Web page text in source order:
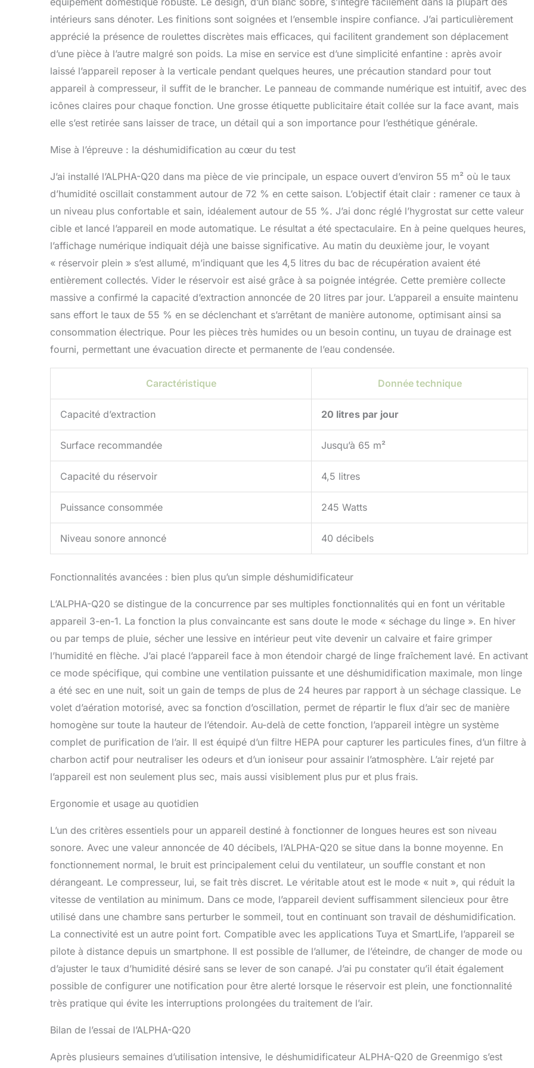
automatique à l'heure normale ;Hygrostat - fonction pour une valeur
d'humidité spécifique ;Protection anti-débordement lorsque le
réservoir d'eau est plein. CAPTEUR D'HUMIDITÉ AUTOMATIQUE:Le
capteur d'humidité intégré vous permet de régler l'humidité ambiante
souhaitée entre 30% et 80%.Dès que cette humidité est atteinte,le
déshumidificateur s'éteint automatiquement pour économiser de
intérieurs sans dénoter. Les finitions sont soignées et l’ensemble inspire confiance. J’ai particulièrement
apprécié la présence de roulettes discrètes mais efficaces, qui facilitent grandement son déplacement
d’une pièce à l’autre malgré son poids. La mise en service est d’une simplicité enfantine : après avoir
laissé l’appareil reposer à la verticale pendant quelques heures, une précaution standard pour tout
appareil à compresseur, il suffit de le brancher. Le panneau de commande numérique est intuitif, avec des
icônes claires pour chaque fonction. Une grosse étiquette publicitaire était collée sur la face avant, mais
elle s’est retirée sans laisser de trace, un détail qui a son importance pour l’esthétique générale.
Mise à l’épreuve : la déshumidification au cœur du test
J’ai installé l’ALPHA-Q20 dans ma pièce de vie principale, un espace ouvert d’environ 55 m² où le taux
d’humidité oscillait constamment autour de 72 % en cette saison. L’objectif était clair : ramener ce taux à
un niveau plus confortable et sain, idéalement autour de 55 %. J’ai donc réglé l’hygrostat sur cette valeur
cible et lancé l’appareil en mode automatique. Le résultat a été spectaculaire. En à peine quelques heures,
l’affichage numérique indiquait déjà une baisse significative. Au matin du deuxième jour, le voyant
« réservoir plein » s’est allumé, m’indiquant que les 4,5 litres du bac de récupération avaient été
entièrement collectés. Vider le réservoir est aisé grâce à sa poignée intégrée. Cette première collecte
massive a confirmé la capacité d’extraction annoncée de 20 litres par jour. L’appareil a ensuite maintenu
sans effort le taux de 55 % en se déclenchant et s’arrêtant de manière autonome, optimisant ainsi sa
consommation électrique. Pour les pièces très humides ou un besoin continu, un tuyau de drainage est
fourni, permettant une évacuation directe et permanente de l’eau condensée.
Caractéristique Donnée technique
Capacité d’extraction 20 litres par jour
Surface recommandée Jusqu’à 65 m²
Capacité du réservoir 4,5 litres
Puissance consommée 245 Watts
Niveau sonore annoncé 40 décibels
Fonctionnalités avancées : bien plus qu’un simple déshumidificateur
L’ALPHA-Q20 se distingue de la concurrence par ses multiples fonctionnalités qui en font un véritable
appareil 3-en-1. La fonction la plus convaincante est sans doute le mode « séchage du linge ». En hiver
ou par temps de pluie, sécher une lessive en intérieur peut vite devenir un calvaire et faire grimper
l’humidité en flèche. J’ai placé l’appareil face à mon étendoir chargé de linge fraîchement lavé. En activant
ce mode spécifique, qui combine une ventilation puissante et une déshumidification maximale, mon linge
a été sec en une nuit, soit un gain de temps de plus de 24 heures par rapport à un séchage classique. Le
volet d’aération motorisé, avec sa fonction d’oscillation, permet de répartir le flux d’air sec de manière
homogène sur toute la hauteur de l’étendoir. Au-delà de cette fonction, l’appareil intègre un système
complet de purification de l’air. Il est équipé d’un filtre HEPA pour capturer les particules fines, d’un filtre à
charbon actif pour neutraliser les odeurs et d’un ioniseur pour assainir l’atmosphère. L’air rejeté par
l’appareil est non seulement plus sec, mais aussi visiblement plus pur et plus frais.
Ergonomie et usage au quotidien
L’un des critères essentiels pour un appareil destiné à fonctionner de longues heures est son niveau
sonore. Avec une valeur annoncée de 40 décibels, l’ALPHA-Q20 se situe dans la bonne moyenne. En
fonctionnement normal, le bruit est principalement celui du ventilateur, un souffle constant et non
dérangeant. Le compresseur, lui, se fait très discret. Le véritable atout est le mode « nuit », qui réduit la
vitesse de ventilation au minimum. Dans ce mode, l’appareil devient suffisamment silencieux pour être
utilisé dans une chambre sans perturber le sommeil, tout en continuant son travail de déshumidification.
La connectivité est un autre point fort. Compatible avec les applications Tuya et SmartLife, l’appareil se
pilote à distance depuis un smartphone. Il est possible de l’allumer, de l’éteindre, de changer de mode ou
d’ajuster le taux d’humidité désiré sans se lever de son canapé. J’ai pu constater qu’il était également
possible de configurer une notification pour être alerté lorsque le réservoir est plein, une fonctionnalité
très pratique qui évite les interruptions prolongées du traitement de l’air.
Bilan de l’essai de l’ALPHA-Q20
Après plusieurs semaines d’utilisation intensive, le déshumidificateur ALPHA-Q20 de Greenmigo s’est